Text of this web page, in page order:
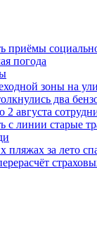
приёмы
погода
зоны на
два
августа
с линии старые
за лето